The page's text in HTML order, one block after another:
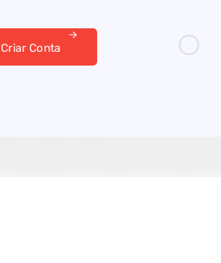
Criar Conta